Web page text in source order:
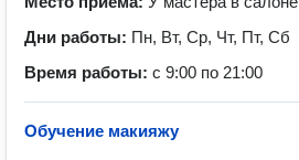
Дни работы: Пн, Вт, Ср, Чт, Пт, Сб
Время работы: с 9:00 по 21:00
Обучение макияжу